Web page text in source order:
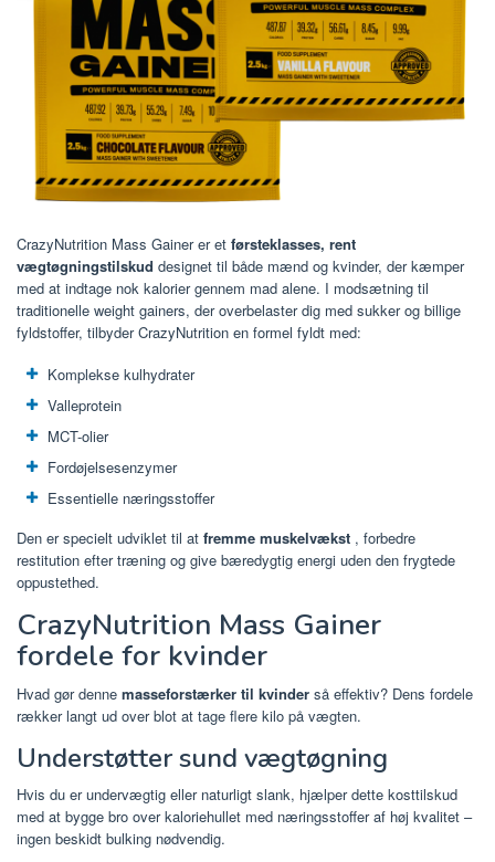
CrazyNutrition Mass Gainer er et førsteklasses, rent
vægtøgningstilskud designet til både mænd og kvinder, der kæmper
med at indtage nok kalorier gennem mad alene. I modsætning til
traditionelle weight gainers, der overbelaster dig med sukker og billige
fyldstoffer, tilbyder CrazyNutrition en formel fyldt med:
Komplekse kulhydrater
Valleprotein
MCT-olier
Fordøjelsesenzymer
Essentielle næringsstoffer
Den er specielt udviklet til at fremme muskelvækst , forbedre
restitution efter træning og give bæredygtig energi uden den frygtede
oppustethed.
CrazyNutrition Mass Gainer
fordele for kvinder
Hvad gør denne masseforstærker til kvinder så effektiv? Dens fordele
rækker langt ud over blot at tage flere kilo på vægten.
Understøtter sund vægtøgning
Hvis du er undervægtig eller naturligt slank, hjælper dette kosttilskud
med at bygge bro over kaloriehullet med næringsstoffer af høj kvalitet –
ingen beskidt bulking nødvendig.